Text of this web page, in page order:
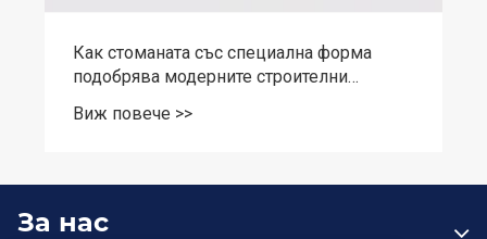
Как стоманата със специална форма
подобрява модерните строителни
Виж повече >>
За нас